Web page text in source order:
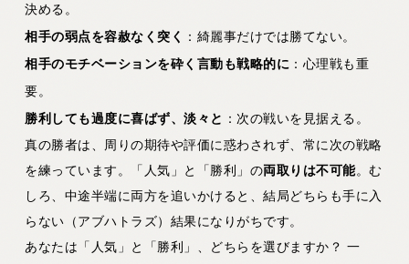
決める。
相手の弱点を容赦なく突く
：綺麗事だけでは勝てない。
相手のモチベーションを砕く言動も戦略的に ：心理戦も重
要。
勝利しても過度に喜ばず、淡々と ：次の戦いを見据える。
真の勝者は、周りの期待や評価に惑わされず、常に次の戦略
を練っています。「人気」と「勝利」の両取りは不可能。む
しろ、中途半端に両方を追いかけると、結局どちらも手に入
らない（アブハトラズ）結果になりがちです。
あなたは「人気」と「勝利」、どちらを選びますか？ 一